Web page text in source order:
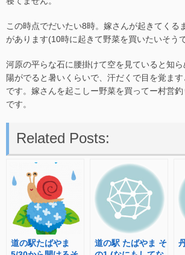
この時点でだいたい8時。嫁さんが起きてくる
があります(10時に起きて野菜を買いたいそう
河原の平らな石に腰掛けて空を見ていると知ら
陽がでると暑いくらいで、汗だくで目を覚ま
です。嫁さんを起こしー野菜を買ってー村営
です。
Related Posts:
道の駅たばやま
道の駅 たばやま そ